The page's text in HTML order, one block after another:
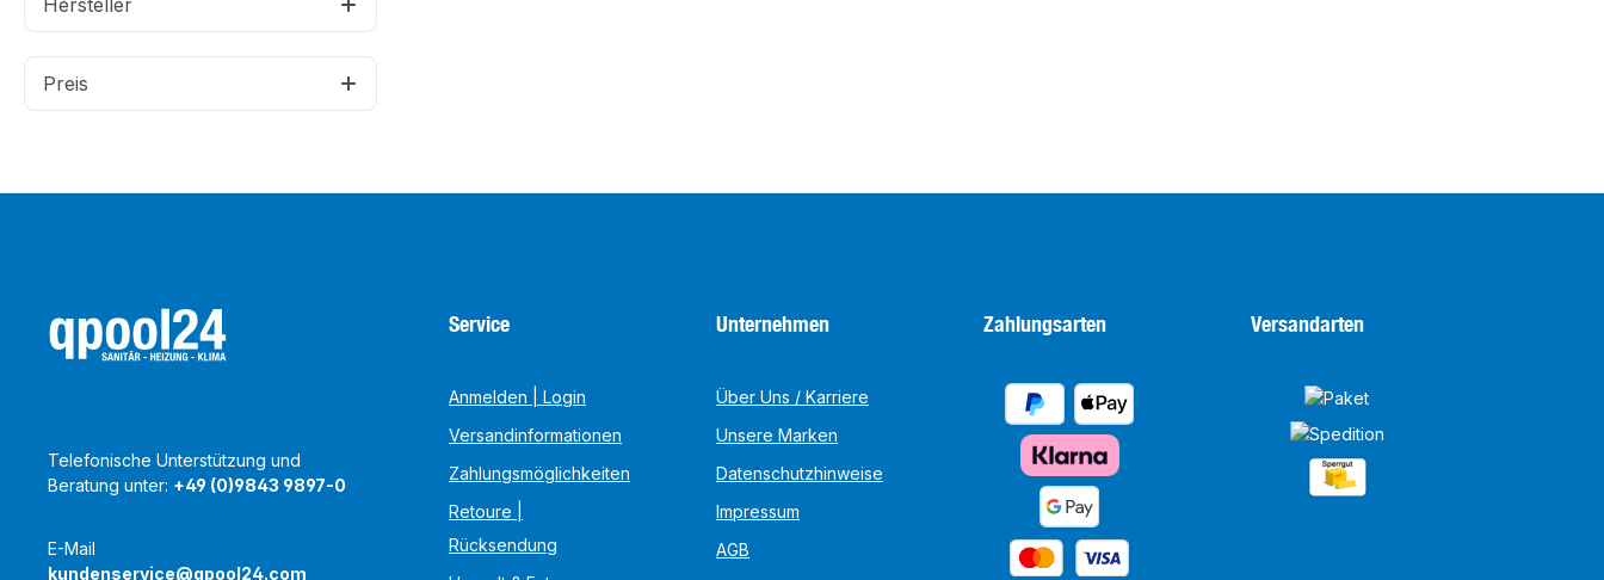
Hersteller
Preis
Telefonische Unterstützung und
Beratung unter: +49 (0)9843 9897-0
E-Mail
kundenservice@qpool24.com
Service
Anmelden | Login
Versandinformationen
Zahlungsmöglichkeiten
Retoure |
Rücksendung
Unternehmen
Über Uns / Karriere
Unsere Marken
Datenschutzhinweise
Impressum
AGB
Zahlungsarten Versandarten